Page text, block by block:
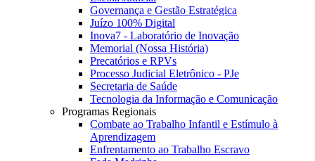
Governança e Gestão Estratégica
Juízo 100% Digital
Inova7 - Laboratório de Inovação
Memorial (Nossa História)
Precatórios e RPVs
Processo Judicial Eletrônico - PJe
Secretaria de Saúde
Tecnologia da Informação e Comunicação
Programas Regionais
Combate ao Trabalho Infantil e Estímulo à
Aprendizagem
Enfrentamento ao Trabalho Escravo